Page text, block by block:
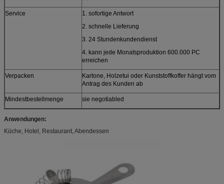
Service
1. sofortige Antwort
2. schnelle Lieferung
3. 24 Stundenkundendienst
4. kann jede Monatsproduktion 600.000 PC
erreichen
Verpacken
Kartone, Holzetui oder Kunststoffkoffer hängt vom
Antrag des Kunden ab
Mindestbestellmenge sie negotiabled
Anwendungen:
Küche, Hotel, Restaurant, Abendessen